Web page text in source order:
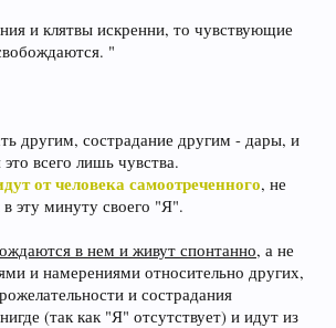
и клятвы искренни, то чувствующие
"
другим, сострадание другим - дары, и
всего лишь чувства.
от человека самоотреченного, не
эту минуту своего "Я".
в нем и живут спонтанно, а не
и намерениями относительно других,
и сострадания
(так как "Я" отсутствует) и идут из